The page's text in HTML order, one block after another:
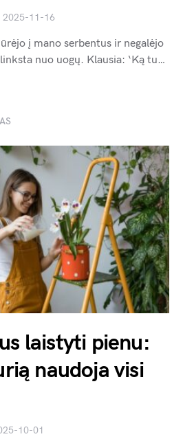
2025-11-16
į mano serbentus ir negalėjo
nuo uogų. Klausia: ‘Ką tu…
laistyti pienu:
naudoja visi
10-01